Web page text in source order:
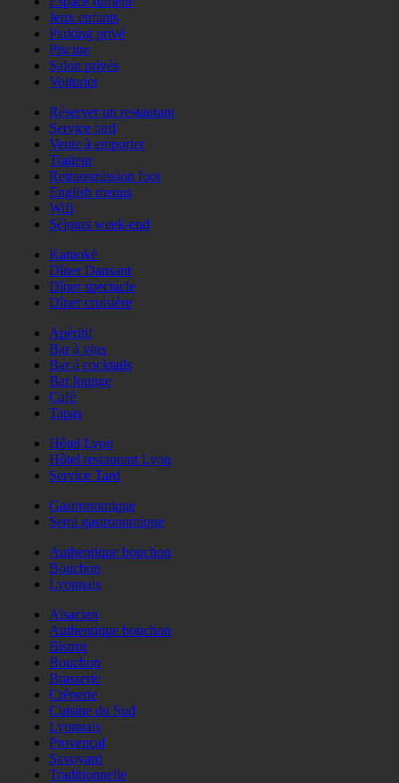
Jeux enfants
Parking privé
Piscine
Salon privés
Voiturier
Réserver un restaurant
Service tard
Vente à emporter
Traiteur
Retransmission foot
English menus
Wifi
Séjours week-end
Karaoké
Dîner Dansant
Dîner spectacle
Dîner croisière
Apéritif
Bar à vins
Bar à cocktails
Bar lounge
Café
Tapas
Hôtel Lyon
Hôtel restaurant Lyon
Service Tard
Gastronomique
Semi gastronomique
Authentique bouchon
Bouchon
Lyonnais
Alsacien
Authentique bouchon
Bistrot
Bouchon
Brasserie
Crêperie
Cuisine du Sud
Lyonnais
Provençal
Savoyard
Traditionnelle